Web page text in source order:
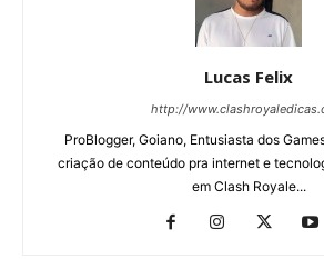
Lucas Felix
http://
ProBlogger, Goiano, Entusiasta dos
criação de conteúdo pra internet e
em Clash Royale...